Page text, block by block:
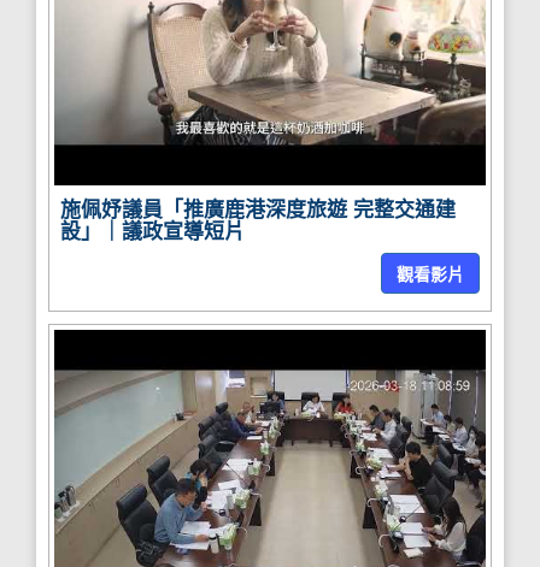
施佩妤議員「推廣鹿港深度旅遊 完整交通建
設」｜議政宣導短片
觀看影片